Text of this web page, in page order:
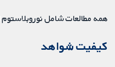
همه مطالعات شامل
کیفیت شواهد